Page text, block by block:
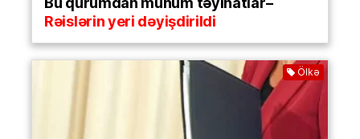
Rəislərin yeri dəyişdirildi
Ölkə